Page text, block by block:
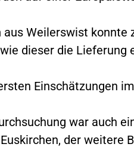
aus Weilerswist konnte
dieser die Lieferung
Einschätzungen
war auch
der weitere